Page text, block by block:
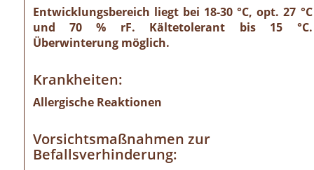
Entwicklungsbereich liegt bei 18-30 °C, opt. 27 °C
und 70 % rF. Kältetolerant bis 15 °C.
Überwinterung möglich.
Krankheiten:
Allergische Reaktionen
Vorsichtsmaßnahmen zur
Befallsverhinderung: